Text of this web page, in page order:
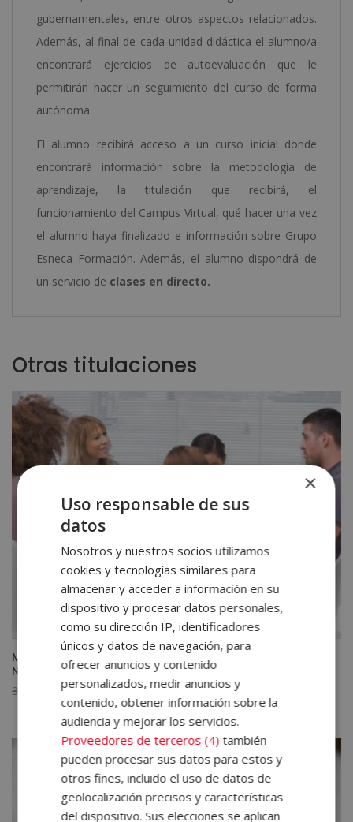
gubernamentales, entre otros aspectos relacionados.
Además, al final de cada unidad didáctica el alumno/a
encontrará ejercicios de autoevaluación que le
permitirán hacer un seguimiento del curso de forma
autónoma.
El alumno recibirá acceso a un curso inicial donde
encontrará información sobre la metodología de
aprendizaje, la titulación que recibirá, el
funcionamiento del Campus Virtual, qué hacer una vez
el alumno haya finalizado e información sobre Grupo
Esneca Formación. Además, el alumno dispondrá de
un servicio de clases en directo.
Otras titulaciones
Máster en Coaching Personal y Programación
Neurolingüística PNL
3.560,00 €El
precio
original
era:
3.560,00€.
890,00€El
precio
actual
es:
890,00€.
×
Uso responsable de sus
datos
Nosotros y nuestros socios utilizamos
cookies y tecnologías similares para
almacenar y acceder a información en su
dispositivo y procesar datos personales,
como su dirección IP, identificadores
únicos y datos de navegación, para
ofrecer anuncios y contenido
personalizados, medir anuncios y
contenido, obtener información sobre la
audiencia y mejorar los servicios.
Proveedores de terceros (4) también
pueden procesar sus datos para estos y
otros fines, incluido el uso de datos de
geolocalización precisos y características
del dispositivo. Sus elecciones se aplican